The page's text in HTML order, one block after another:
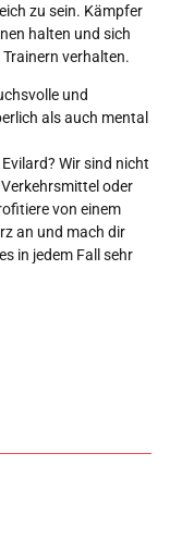
zu sein. Kämpfer
halten und sich
verhalten.
und
als auch mental
Wir sind nicht
oder
von einem
an und mach dir
in jedem Fall sehr